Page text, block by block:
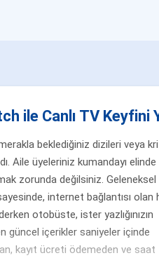
ile Canlı TV Keyfini
beklediğiniz dizileri veya
Aile üyeleriniz kumandayı elinde
zorunda değilsiniz. Geleneksel
internet bağlantısı olan
otobüste, ister yazlığınızın
güncel içerikler saniyeler içinde
kayıt ücreti ödemeden ve saat